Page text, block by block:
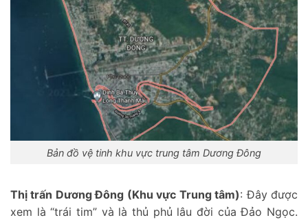
Bản đồ vệ tinh khu vực trung tâm Dương Đông
Thị trấn Dương Đông (Khu vực Trung tâm): Đây được
xem là “trái tim” và là thủ phủ lâu đời của Đảo Ngọc.